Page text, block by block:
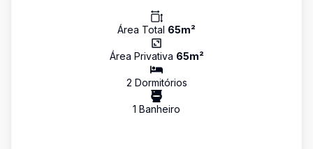
Área Total 65m²
Área Privativa 65m²
2 Dormitórios
1 Banheiro